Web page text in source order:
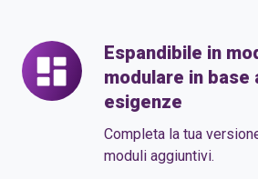
Espandibile in
modulare in base
esigenze
Completa la tua
moduli aggiuntivi.
Espandibile
in
modo